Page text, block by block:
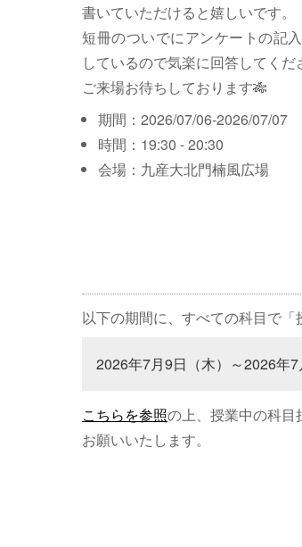
書いていただけると嬉しいです。
短冊のついでにアンケートの記
しているので気楽に回答してくだ
ご来場お待ちしております🎋
期間：2026/07/06-2026/07/07
時間：19:30 - 20:30
会場：九産大北門楠風広場
以下の期間に、すべての科目で「
2026年7月9日（木）～2026年7
こちらを参照の上、授業中の科目
お願いいたします。